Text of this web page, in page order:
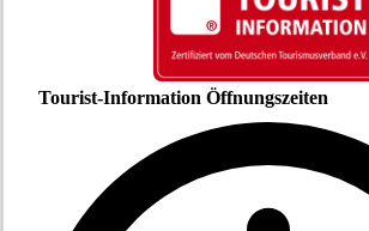
Tourist-Information Öffnungszeiten